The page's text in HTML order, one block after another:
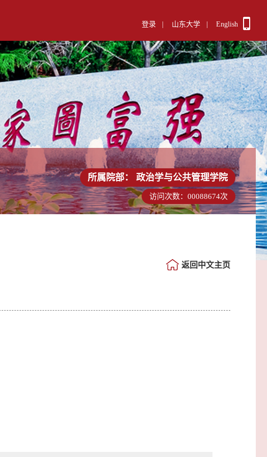
登录 山东大学 English
所属院部： 政治学与公共管理学院
访问次数： 00088674次
返回中文主页